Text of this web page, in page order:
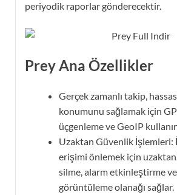
periyodik raporlar gönderecektir.
Prey Ana Özellikler
Gerçek zamanlı takip,
konumunu sağlamak için
üçgenleme ve GeoIP
Uzaktan Güvenlik İşlemleri:
erişimi önlemek için
silme, alarm etkinleştirme
görüntüleme olanağı sağlar.